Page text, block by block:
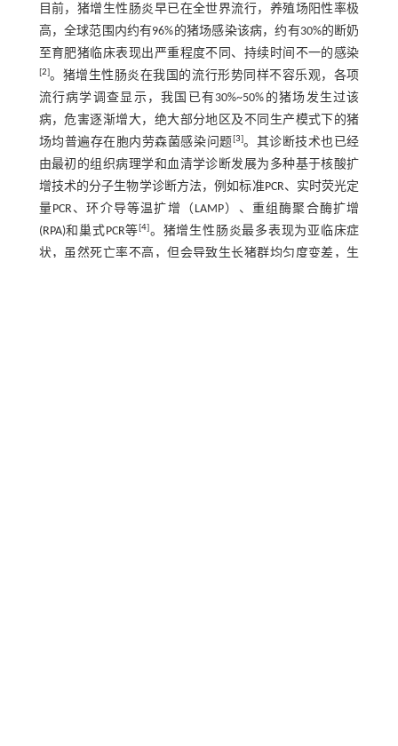
目前，猪增生性肠炎早已在全世界流行，养殖场阳性率极
高，全球范围内约有96%的猪场感染该病，约有30%的断奶
至育肥猪临床表现出严重程度不同、持续时间不一的感染
[2]。猪增生性肠炎在我国的流行形势同样不容乐观，各项
流行病学调查显示，我国已有30%~50%的猪场发生过该
病，危害逐渐增大，绝大部分地区及不同生产模式下的猪
场均普遍存在胞内劳森菌感染问题[3]。其诊断技术也已经
由最初的组织病理学和血清学诊断发展为多种基于核酸扩
增技术的分子生物学诊断方法，例如标准PCR、实时荧光定
量PCR、环介导等温扩增（LAMP）、重组酶聚合酶扩增
(RPA)和巢式PCR等[4]。猪增生性肠炎最多表现为亚临床症
状，虽然死亡率不高，但会导致生长猪群均匀度变差，生